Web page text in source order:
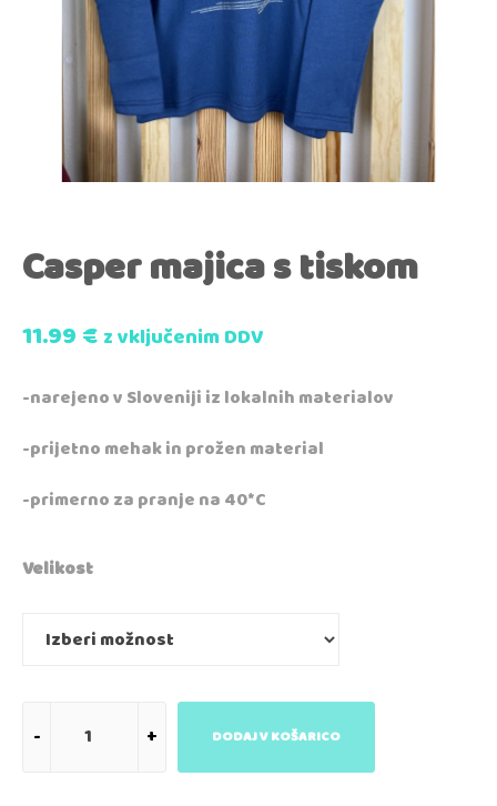
Casper majica s tiskom
11.99€z vključenim DDV
-narejeno v Sloveniji iz lokalnih materialov
-prijetno mehak in prožen material
-primerno za pranje na 40*C
Velikost
DODAJ V KOŠARICO